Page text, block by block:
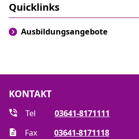
Quicklinks
Ausbildungsangebote
KONTAKT
Tel
03641-8171111
Fax
03641-8171118